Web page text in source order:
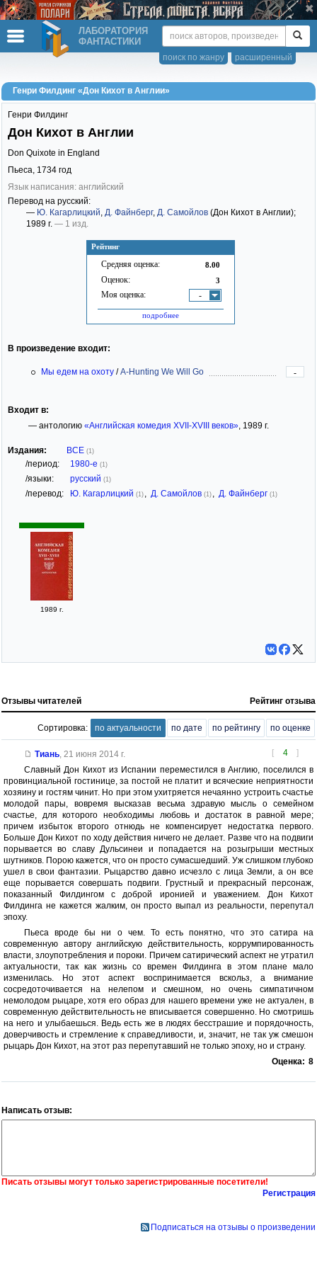
ЛАБОРАТОРИЯ
ФАНТАСТИКИ
расширенный
поиск по жанру
Генри Филдинг «Дон Кихот в Англии»
Рейтинг
Средняя оценка: 8.00
Оценок: 3
Моя оценка: -
подробнее
Генри Филдинг
Дон Кихот в Англии
Don Quixote in England
Пьеса, 1734 год
Язык написания: английский
Перевод на русский:
— Ю. Кагарлицкий, Д. Файнберг, Д. Самойлов (Дон Кихот в Англии);
1989 г. — 1 изд.
В произведение входит:
Мы едем на охоту /A-Hunting We Will Go -
Входит в:
— антологию «Английская комедия XVII-XVIII веков», 1989 г.
Издания: ВСЕ (1)
/период: 1980-е (1)
/языки: русский (1)
/перевод: Ю. Кагарлицкий (1) Д. Самойлов (1) Д. Файнберг (1)
1989 г.
Отзывы читателей Рейтинг отзыва
Сортировка: по актуальности по дате по рейтингу по оценке
[ 4 ]
Тиань, 21 июня 2014 г.
Славный Дон Кихот из Испании переместился в Англию, поселился в
провинциальной гостинице, за постой не платит и всяческие неприятности
хозяину и гостям чинит. Но при этом ухитряется нечаянно устроить счастье
молодой пары, вовремя высказав весьма здравую мысль о семейном
счастье, для которого необходимы любовь и достаток в равной мере;
причем избыток второго отнюдь не компенсирует недостатка первого.
Больше Дон Кихот по ходу действия ничего не делает. Разве что на подвиги
порывается во славу Дульсинеи и попадается на розыгрыши местных
шутников. Порою кажется, что он просто сумасшедший. Уж слишком глубоко
ушел в свои фантазии. Рыцарство давно исчезло с лица Земли, а он все
еще порывается совершать подвиги. Грустный и прекрасный персонаж,
показанный Филдингом с доброй иронией и уважением. Дон Кихот
Филдинга не кажется жалким, он просто выпал из реальности, перепутал
эпоху.
Пьеса вроде бы ни о чем. То есть понятно, что это сатира на
современную автору английскую действительность, коррумпированность
власти, злоупотребления и пороки. Причем сатирический аспект не утратил
актуальности, так как жизнь со времен Филдинга в этом плане мало
изменилась. Но этот аспект воспринимается вскольз, а внимание
сосредоточивается на нелепом и смешном, но очень симпатичном
немолодом рыцаре, хотя его образ для нашего времени уже не актуален, в
современную действительность не вписывается совершенно. Но смотришь
на него и улыбаешься. Ведь есть же в людях бесстрашие и порядочность,
доверчивость и стремление к справедливости, и, значит, не так уж смешон
рыцарь Дон Кихот, на этот раз перепутавший не только эпоху, но и страну.
Оценка: 8
Написать отзыв:
Писать отзывы могут только зарегистрированные посетители!
Регистрация
Подписаться на отзывы о произведении